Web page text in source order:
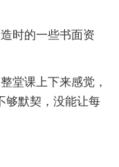
时的一些书面资
课上下来感觉，
够默契，没能让每